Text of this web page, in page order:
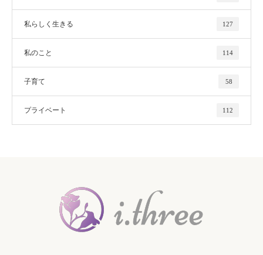
私らしく生きる 127
私のこと 114
子育て 58
プライベート 112